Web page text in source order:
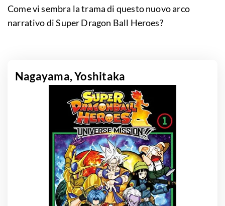
Come vi sembra la trama di questo nuovo arco
narrativo di Super Dragon Ball Heroes?
Nagayama, Yoshitaka